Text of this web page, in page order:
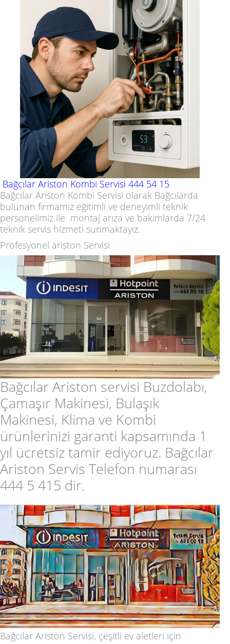
Bağcılar Ariston Kombi Servisi 444 54 15
Bağcılar Ariston Kombi Servisi olarak Bağcılarda
bulunan firmamız eğitimli ve deneyimli teknik
personelimiz ile montaj arıza ve bakımlarda 7/24
teknik servis hizmeti sunmaktayız.
Profesyonel ariston Servisi
Bağcılar Ariston servisi Buzdolabı,
Çamaşır Makinesi, Bulaşık
Makinesi, Klima ve Kombi
ürünlerinizi garanti kapsamında 1
yıl ücretsiz tamir ediyoruz. Bağcılar
Ariston Servis Telefon numarası
444 5 415 dir.
Bağcılar Ariston Servisi, çeşitli ev aletleri için